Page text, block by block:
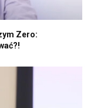
Zero: